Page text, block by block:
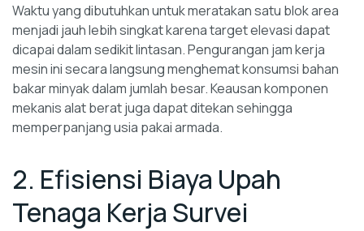
Waktu yang dibutuhkan untuk meratakan satu blok area
menjadi jauh lebih singkat karena target elevasi dapat
dicapai dalam sedikit lintasan. Pengurangan jam kerja
mesin ini secara langsung menghemat konsumsi bahan
bakar minyak dalam jumlah besar. Keausan komponen
mekanis alat berat juga dapat ditekan sehingga
memperpanjang usia pakai armada.
2. Efisiensi Biaya Upah
Tenaga Kerja Survei